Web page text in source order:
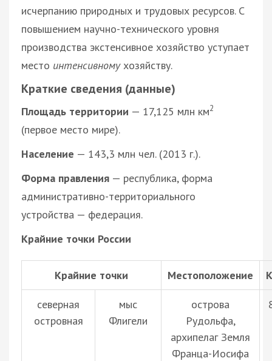
исчерпанию природных и трудовых ресурсов. С
повышением научно-технического уровня
производства экстенсивное хозяйство уступает
место интенсивномухозяйству.
Краткие сведения (данные)
Площадь территории — 17,125 млн км2
(первое место мире).
Население — 143,3 млн чел. (2013 г.).
Форма правления — республика, форма
административно-территориального
устройства — федерация.
Крайние точки России
Крайние точки Местоположение
северная
островная
мыс
Флигели
острова
Рудольфа,
архипелаг Земля
Франца-Иосифа